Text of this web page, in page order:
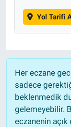
Yol Tarifi
Her eczane
sadece
beklenmedik
gelemeyebilir.
eczanenin açık
Magazin